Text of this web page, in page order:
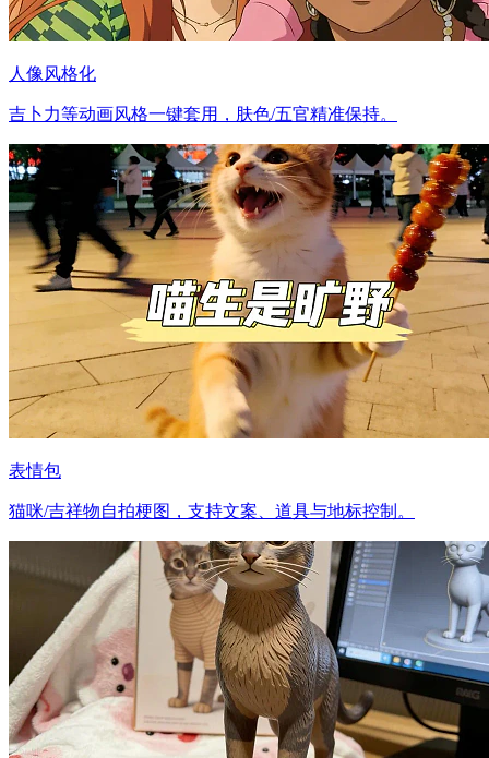
人像风格化
吉卜力等动画风格一键套用，肤色/五官精准保持。
表情包
猫咪/吉祥物自拍梗图，支持文案、道具与地标控制。